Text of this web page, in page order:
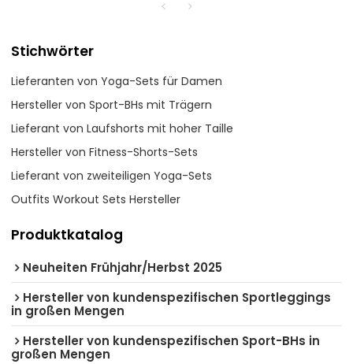
Stichwörter
Lieferanten von Yoga-Sets für Damen
Hersteller von Sport-BHs mit Trägern
Lieferant von Laufshorts mit hoher Taille
Hersteller von Fitness-Shorts-Sets
Lieferant von zweiteiligen Yoga-Sets
Outfits Workout Sets Hersteller
Produktkatalog
Neuheiten Frühjahr/Herbst 2025
Hersteller von kundenspezifischen Sportleggings
in großen Mengen
Hersteller von kundenspezifischen Sport-BHs in
großen Mengen